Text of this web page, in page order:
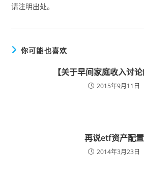
请注明出处。
你可能也喜欢
【关于早间家庭收入讨论
2015年9月11日
再说etf资产配置
2014年3月23日